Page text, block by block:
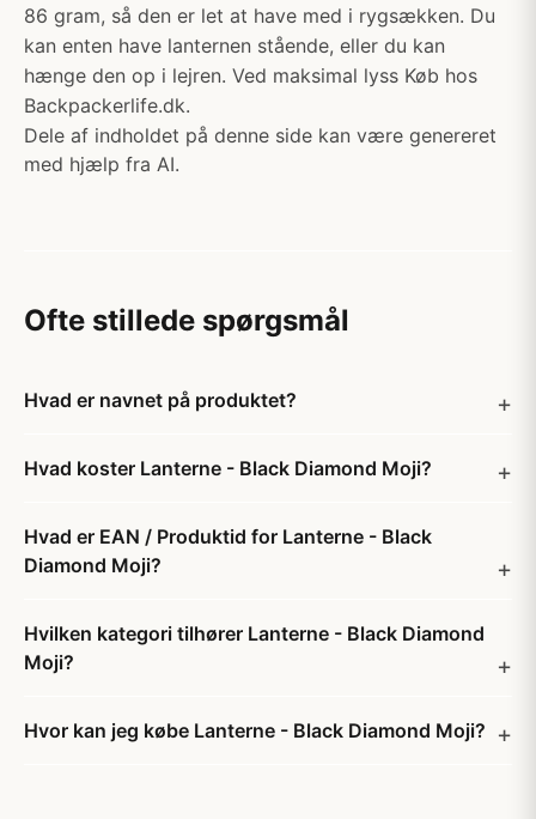
86 gram, så den er let at have med i rygsækken. Du
kan enten have lanternen stående, eller du kan
hænge den op i lejren. Ved maksimal lyss Køb hos
Backpackerlife.dk.
Dele af indholdet på denne side kan være genereret
med hjælp fra AI.
Ofte stillede spørgsmål
Hvad er navnet på produktet?
Hvad koster Lanterne - Black Diamond Moji?
Hvad er EAN / Produktid for Lanterne - Black
Diamond Moji?
Hvilken kategori tilhører Lanterne - Black Diamond
Moji?
Hvor kan jeg købe Lanterne - Black Diamond Moji?